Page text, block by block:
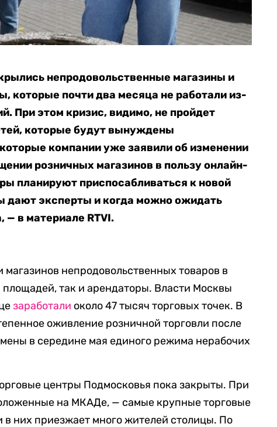
непродовольственные магазины и
которые почти два месяца не работали из-
При этом кризис, видимо, не пройдет
которые будут вынуждены
компании уже заявили об изменении
розничных магазинов в пользу онлайн-
планируют приспосабливаться к новой
дают эксперты и когда можно ожидать
— в материале RTVI.
непродовольственных товаров в
так и арендаторы. Власти Москвы
заработали около 47 тысяч торговых точек. В
оживление розничной торговли после
в середине мая единого режима нерабочих
центры Подмосковья пока закрыты. При
на МКАДе, — самые крупные торговые
в них приезжает много жителей столицы. По